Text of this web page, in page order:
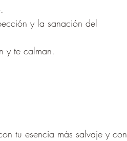
y la sanación del
y te calman.
tu esencia más salvaje y con